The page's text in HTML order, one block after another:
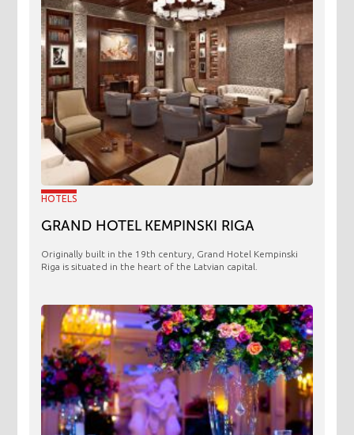
HOTELS
GRAND HOTEL KEMPINSKI RIGA
Originally built in the 19th century, Grand Hotel Kempinski
Riga is situated in the heart of the Latvian capital.